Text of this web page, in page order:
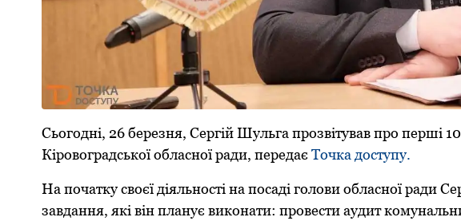
Сьогодні, 26 березня, Сергій Шульга прозвітував про перші
Кіровоградської обласної ради, передає Точка доступу.
На початку своєї діяльності на посаді голови обласної ради
завдання, які він планує виконати: провести аудит